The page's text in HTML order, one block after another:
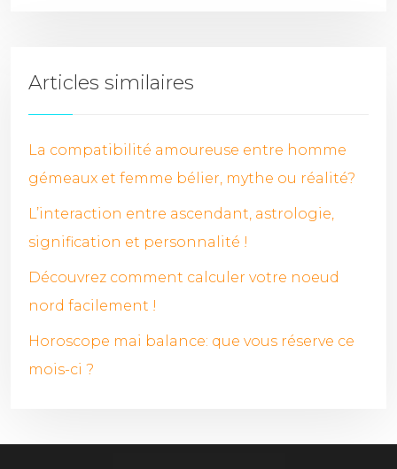
Articles similaires
La compatibilité amoureuse entre homme
gémeaux et femme bélier, mythe ou réalité?
L’interaction entre ascendant, astrologie,
signification et personnalité !
Découvrez comment calculer votre noeud
nord facilement !
Horoscope mai balance: que vous réserve ce
mois-ci ?